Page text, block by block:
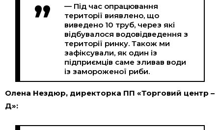
— Під час опрацювання
території виявлено, що
виведено 10 труб, через які
відбувалося водовідведення з
території ринку. Також ми
зафіксували, як один із
підприємців саме зливав води
із замороженої риби.
Олена Нездюр, директорка ПП «Торговий центр –
Д»: